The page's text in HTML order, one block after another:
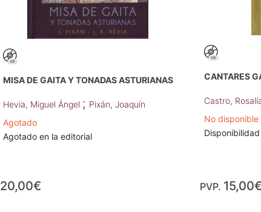
MISA DE GAITA Y TONADAS ASTURIANAS
Hevia, Miguel Ángel ; Pixán, Joaquín
Agotado
Agotado en la editorial
20,00€
CANTARES
Castro,
No
PVP. 15,00€